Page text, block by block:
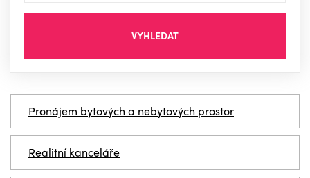
VYHLEDAT
Pronájem bytových a nebytových prostor
Realitní kanceláře